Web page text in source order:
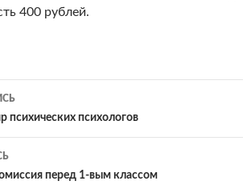
400 рублей.
психических психологов
перед 1-вым классом